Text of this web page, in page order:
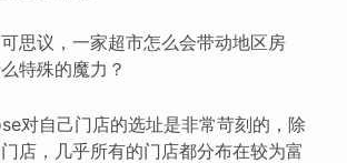
思议，一家超市怎么会带动地区房
特殊的魔力？
对自己门店的选址是非常苛刻的，除
店，几乎所有的门店都分布在较为富